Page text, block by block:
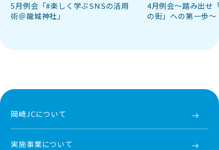
5月例会「#楽しく学ぶSNSの活用
術＠龍城神社」
4月例会～踏み出せ
の街」への第一歩～
岡崎JCについて
実施事業について